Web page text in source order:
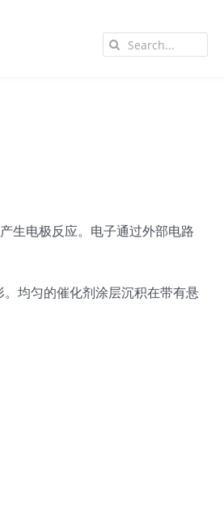
Search
生电极反应。电子通过外部电路
均匀的催化剂涂层沉积在带有悬